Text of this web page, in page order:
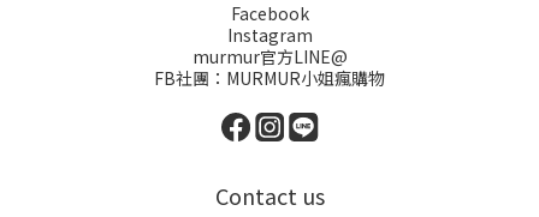
Facebook
Instagram
murmur官方LINE@
FB社團： MURMUR小姐瘋購物
Contact us